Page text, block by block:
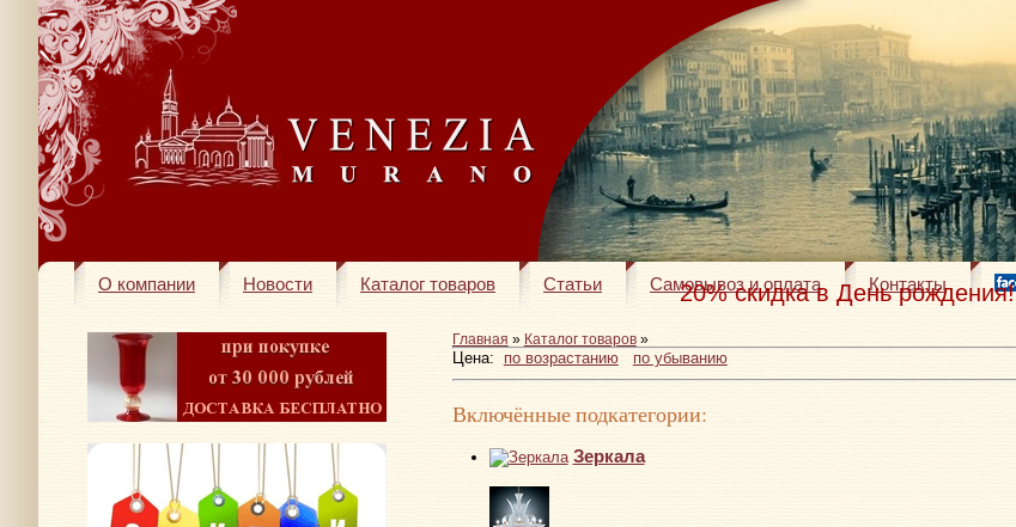
О компании Новости Каталог товаров Статьи Самовывоз и оплата Контакты
20% скидка в День рождения!
Главная » Каталог товаров»
Цена: по возрастанию по убыванию
Включённые подкатегории:
Зеркала